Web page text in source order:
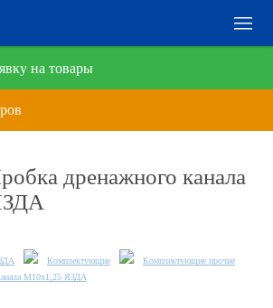
на товары
дренажного канала
Комплектующие
Комплектующие прочие
М10х1,25 ЯЗДА